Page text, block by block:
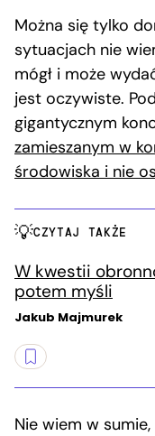
Można się tylko
sytuacjach nie
mógł i może
jest oczywiste.
gigantycznym
zamieszanym w
środowiska i nie
CZYTAJ TAKŻE
W kwestii
potem myśli
Jakub Majmurek
Nie wiem w